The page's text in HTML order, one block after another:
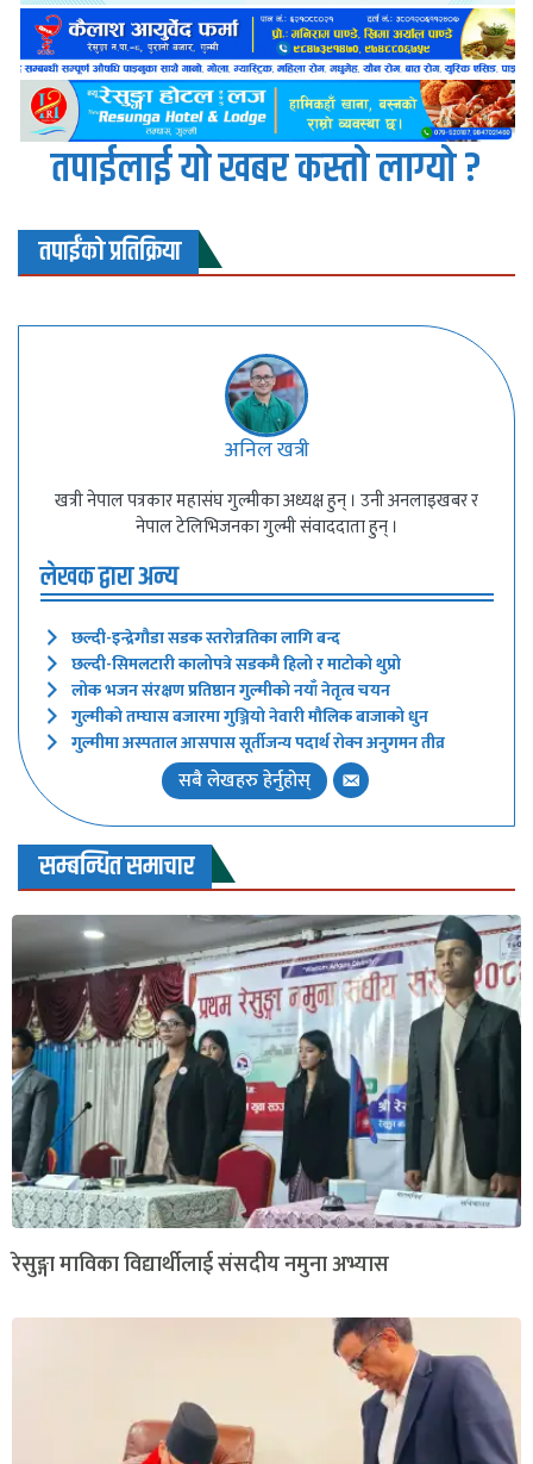
तपाईलाई यो खबर कस्तो लाग्यो ?
तपाईंको प्रतिक्रिया
अनिल खत्री
खत्री नेपाल पत्रकार महासंघ गुल्मीका अध्यक्ष हुन् । उनी अनलाइखबर र
नेपाल टेलिभिजनका गुल्मी संवाददाता हुन् ।
लेखक द्वारा अन्य
छल्दी-इन्द्रेगौडा सडक स्तरोन्नतिका लागि बन्द
छल्दी-सिमलटारी कालोपत्रे सडकमै हिलो र माटोको थुप्रो
लोक भजन संरक्षण प्रतिष्ठान गुल्मीको नयाँ नेतृत्व चयन
गुल्मीको तम्घास बजारमा गुञ्जियो नेवारी मौलिक बाजाको धुन
गुल्मीमा अस्पताल आसपास सूर्तीजन्य पदार्थ रोक्न अनुगमन तीव्र
सबै लेखहरु हेर्नुहोस्
सम्बन्धित समाचार
रेसुङ्गा माविका विद्यार्थीलाई संसदीय नमुना अभ्यास